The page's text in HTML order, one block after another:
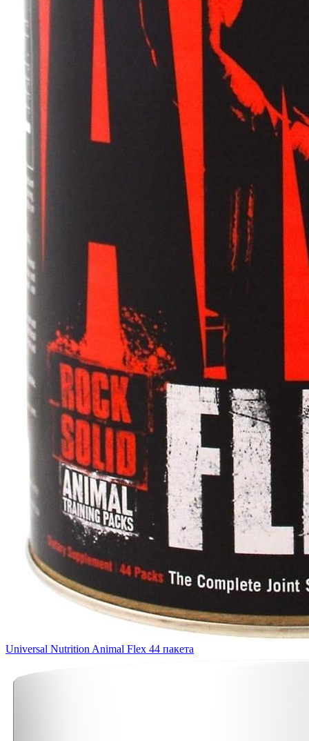
Universal Nutrition Animal Flex 44 пакета